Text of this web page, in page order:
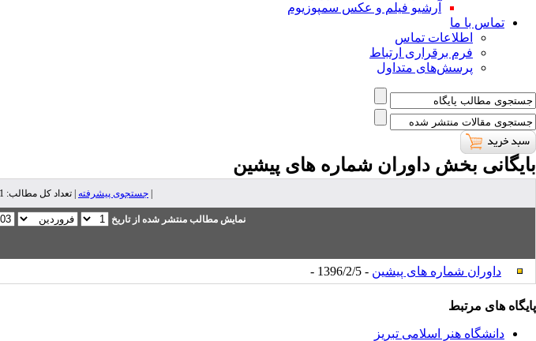
آرشیو فیلم و عکس سمپوزیوم
تماس با ما
اطلاعات تماس
فرم برقراری ارتباط
پرسش‌های متداول
بایگانی بخش داوران شماره های پیشین
جستجوی پیشرفته | تعداد کل مطالب: 1 | تعداد کل بازدید های مطالب: 7,134 |
نمایش مطالب منتشر شده از تاریخ
داوران شماره های پیشین - 1396/2/5 -
پایگاه های مرتبط
دانشگاه هنر اسلامی تبریز